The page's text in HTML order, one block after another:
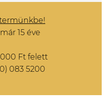
15 éve
Ft felett
083 5200